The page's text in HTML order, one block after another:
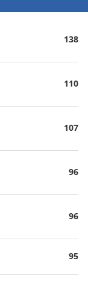
138
110
107
96
96
95